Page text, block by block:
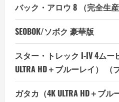
バック・アロウ 8 （完全生産
SEOBOK/ソボク 豪華版
スター・トレック I-IV 4ムー
ULTRA HD＋ブルーレイ） （
ガタカ（4K ULTRA HD＋ブ